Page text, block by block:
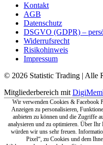
Kontakt
AGB
Datenschutz
DSGVO (GDPR) –
Widerrufsrecht
Risikohinweis
Impressum
© 2026 Statistic Trading | Alle
Mitgliederbereich mit
Wir verwenden Cookies & Facebook
Anzeigen zu personalisieren,
anbieten zu können und die Zugriffe
analysieren und zu optimieren. Über Ihr
würden wir uns sehr freuen.
Pixel“, zu Cookies und dem